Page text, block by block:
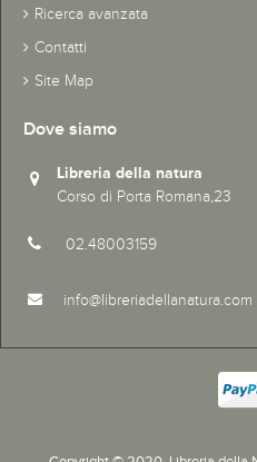
Ricerca avanzata
Contatti
Site Map
Dove siamo
Libreria della natura
Corso di Porta
02.48003159
info@libreriadellanatura.com